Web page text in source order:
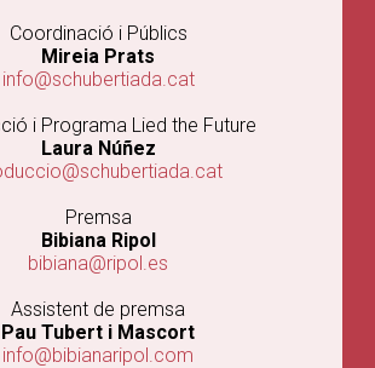
Coordinació i Públics
Mireia Prats
info@schubertiada.cat
i Programa Lied the Future
Laura Núñez
Premsa
Bibiana Ripol
bibiana@ripol.es
Assistent de premsa
Pau Tubert i Mascort
info@bibianaripol.com